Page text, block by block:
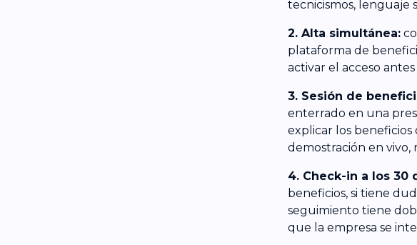
tecnicismos, lenguaje
2. Alta simultánea:
plataforma de
activar el acceso
3. Sesión de
enterrado en una
explicar los beneficios
demostración en vivo,
4. Check-in a los 30
beneficios, si tiene
seguimiento tiene
que la empresa se